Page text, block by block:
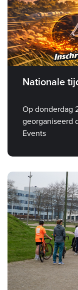
Nationale
Op donderdag
georganiseerd
Events